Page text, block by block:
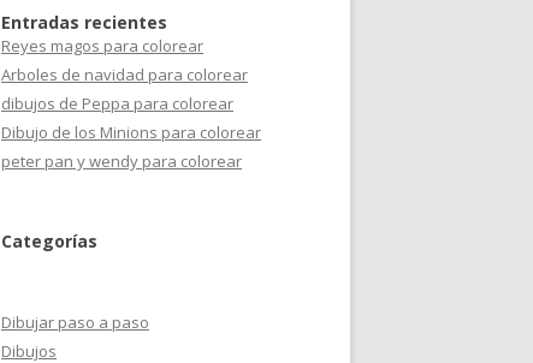
Entradas recientes
Reyes magos para colorear
Arboles de navidad para colorear
dibujos de Peppa para colorear
Dibujo de los Minions para colorear
peter pan y wendy para colorear
Categorías
Dibujar paso a paso
Dibujos